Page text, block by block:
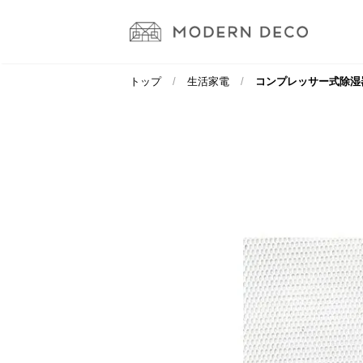
トップ 生活家電 コンプレッサー式除